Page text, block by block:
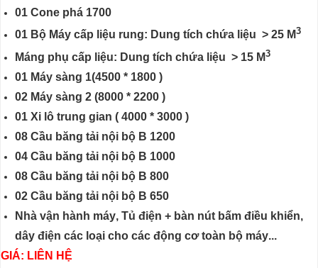
01 Cone phá 1700
01 Bộ Máy cấp liệu rung: Dung tích chứa liệu > 25 M3
Máng phụ cấp liệu: Dung tích chứa liệu > 15 M3
01 Máy sàng 1(4500 * 1800 )
02 Máy sàng 2 (8000 * 2200 )
01 Xi lô trung gian ( 4000 * 3000 )
08 Cầu băng tải nội bộ B 1200
04 Cầu băng tải nội bộ B 1000
08 Cầu băng tải nội bộ B 800
02 Cầu băng tải nội bộ B 650
Nhà vận hành máy, Tủ điện + bàn nút bấm điều khiển,
dây điện các loại cho các động cơ toàn bộ máy...
GIÁ: LIÊN HỆ